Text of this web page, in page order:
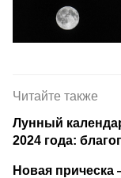
Читайте также
Лунный
2024 года:
Новая